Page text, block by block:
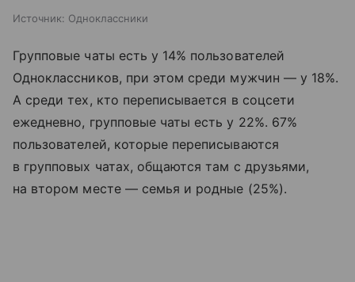
Источник: Одноклассники
Групповые чаты есть у 14% пользователей
Одноклассников, при этом среди мужчин — у 18%.
А среди тех, кто переписывается в соцсети
ежедневно, групповые чаты есть у 22%. 67%
пользователей, которые переписываются
в групповых чатах, общаются там с друзьями,
на втором месте — семья и родные (25%).